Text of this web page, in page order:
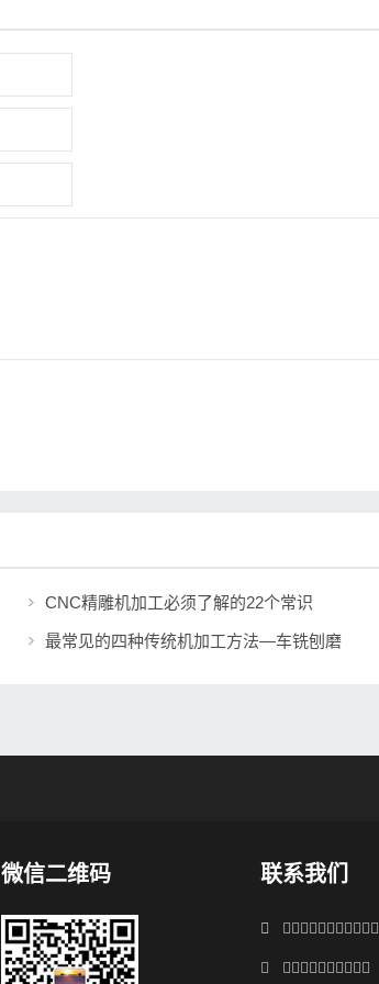
CNC精雕机加工必须了解的22个常识
最常见的四种传统机加工方法—车铣刨磨
微信二维码 联系我们

